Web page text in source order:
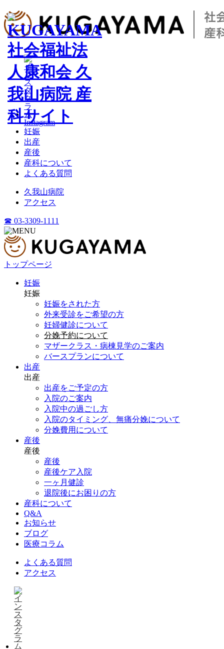
Instagram
妊娠
出産
産後
産科について
よくある質問
久我山病院
アクセス
☎ 03-3309-1111
トップページ
妊娠
妊娠
妊娠をされた方
外来受診をご希望の方
妊婦健診について
分娩予約について
マザークラス・病棟見学のご案内
バースプランについて
出産
出産
出産をご予定の方
入院のご案内
入院中の過ごし方
入院のタイミング、無痛分娩について
分娩費用について
産後
産後
産後
産後ケア入院
一ヶ月健診
退院後にお困りの方
産科について
Q&A
お知らせ
ブログ
医療コラム
よくある質問
アクセス